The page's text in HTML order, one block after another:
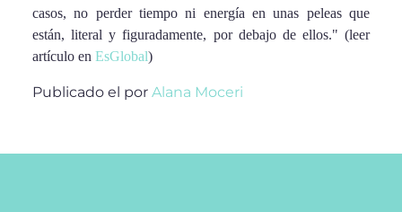
casos, no perder tiempo ni energía en unas peleas que
están, literal y figuradamente, por debajo de ellos." (leer
artículo en EsGlobal)
Publicado el por Alana Moceri